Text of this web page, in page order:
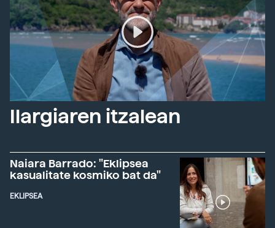
Ilargiaren itzalean
Naiara Barrado: "Eklipsea
kasualitate kosmiko bat da"
EKLIPSEA